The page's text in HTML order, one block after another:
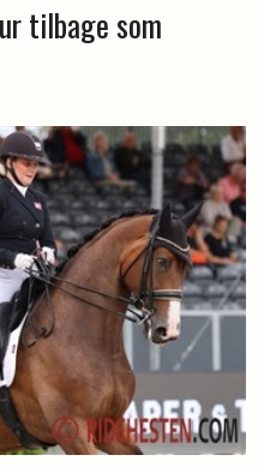
tilbage som